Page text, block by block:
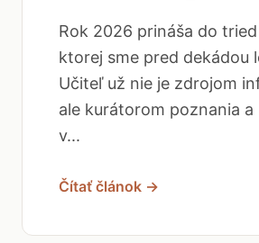
Rok 2026 prináša do
ktorej sme pred dekádou
Učiteľ už nie je zdrojom
ale kurátorom poznania
v...
Čítať článok →